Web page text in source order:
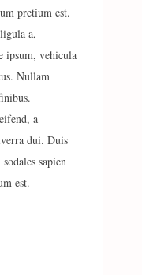
pretium est.
a,
ipsum, vehicula
Nullam
a
dui. Duis
sapien
est.